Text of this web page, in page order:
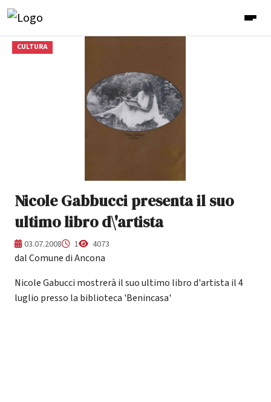
CULTURA
Nicole Gabbucci presenta il suo
ultimo libro d\'artista
03.07.2008 1 4073
dal Comune di Ancona
Nicole Gabucci mostrerà il suo ultimo libro d'artista il 4
luglio presso la biblioteca 'Benincasa'